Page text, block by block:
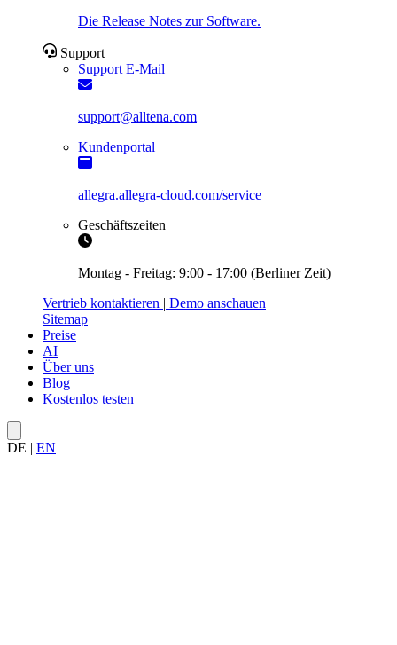
Die Release Notes zur Software.
Support
Support E-Mail
support@alltena.com
Kundenportal
allegra.allegra-cloud.com/service
Geschäftszeiten
Montag - Freitag: 9:00 - 17:00 (Berliner Zeit)
Vertrieb kontaktieren | Demo anschauen
Sitemap
Preise
AI
Über uns
Blog
Kostenlos testen
DE | EN